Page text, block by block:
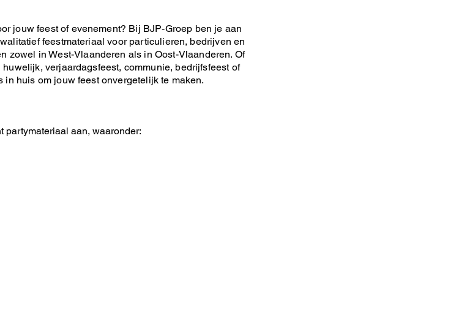
jouw feest of evenement? Bij BJP-Groep ben je aan
feestmateriaal voor particulieren, bedrijven en
zowel in West-Vlaanderen als in Oost-Vlaanderen. Of
verjaardagsfeest, communie, bedrijfsfeest of
huis om jouw feest onvergetelijk te maken.
partymateriaal aan, waaronder: